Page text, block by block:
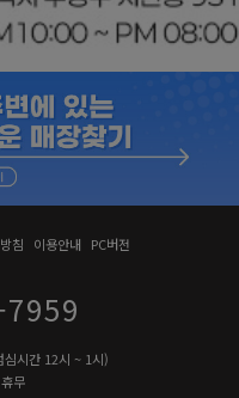
침 이용안내 PC버전
시간 12시 ~ 1시)
무